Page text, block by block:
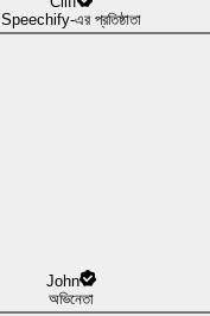
Speechify-এর প্রতিষ্ঠাতা
John
অভিনেতা